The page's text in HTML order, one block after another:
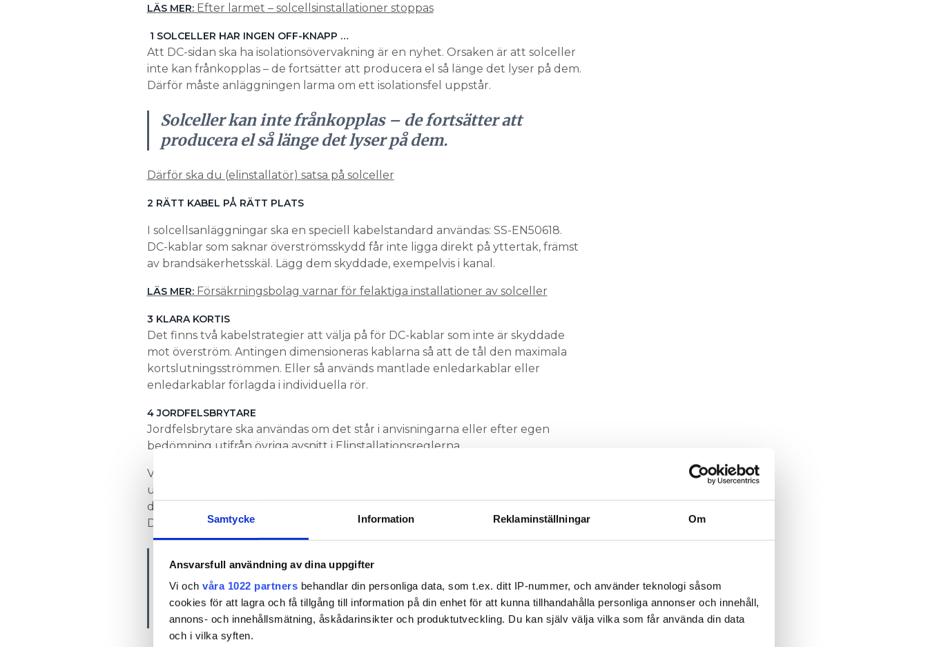
Samtycke Information Reklaminställningar Om
Ansvarsfull användning av dina uppgifter
Vi och våra 1022 partners behandlar din personliga data, som t.ex. ditt IP-nummer, och använder teknologi såsom
cookies för att lagra och få tillgång till information på din enhet för att kunna tillhandahålla personliga annonser och innehåll,
annons- och innehållsmätning, åskådarinsikter och produktutveckling. Du kan själv välja vilka som får använda din data
och i vilka syften.
LÄS MER:Efter larmet – solcellsinstallationer stoppas
1 SOLCELLER HAR INGEN OFF-KNAPP …
Att DC-sidan ska ha isolationsövervakning är en nyhet. Orsaken är att solceller
inte kan frånkopplas – de fortsätter att producera el så länge det lyser på dem.
Därför måste anläggningen larma om ett isolationsfel uppstår.
Solceller kan inte frånkopplas – de fortsätter att
producera el så länge det lyser på dem.
Därför ska du (elinstallatör) satsa på solceller
2 RÄTT KABEL PÅ RÄTT PLATS
I solcellsanläggningar ska en speciell kabelstandard användas: SS-EN50618.
DC-kablar som saknar överströmsskydd får inte ligga direkt på yttertak, främst
av brandsäkerhetsskäl. Lägg dem skyddade, exempelvis i kanal.
LÄS MER:Försäkrningsbolag varnar för felaktiga installationer av solceller
3 KLARA KORTIS
Det finns två kabelstrategier att välja på för DC-kablar som inte är skyddade
mot överström. Antingen dimensioneras kablarna så att de tål den maximala
kortslutningsströmmen. Eller så används mantlade enledarkablar eller
enledarkablar förlagda i individuella rör.
4 JORDFELSBRYTARE
Jordfelsbrytare ska användas om det står i anvisningarna eller efter egen
bedömning utifrån övriga avsnitt i Elinstallationsreglerna.
Välj rätt typ av jordfelsbrytare beroende på hur solcellanläggningen är
uppbyggd. Typ B funkar alltid. Typ A är billigare men får endast användas när
det står i anvisningarna eller när växelriktaren minst har enkel isolering mellan
DC- och AC-sidan.
– Då ska den vakne installatören tänka ”jaha,
solpanelerna är utförda som elmateriel av klass II som
inte ska skyddsjordas eller skyddsutjämnas. Då ska de
funktionsutjämnas!”